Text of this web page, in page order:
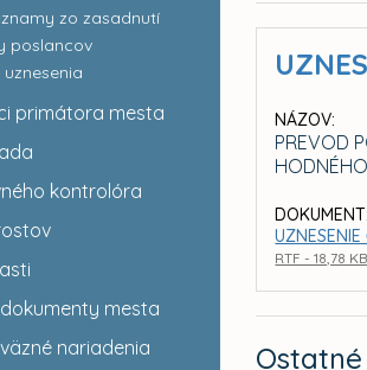
zo zasadnutí
poslancov
uznesenia
primátora mesta
kontrolóra
mesta
nariadenia
NÁZOV:
PREVOD
DOKUMENT:
UZNESENIE
RTF - 18,78 KB
Ostatné